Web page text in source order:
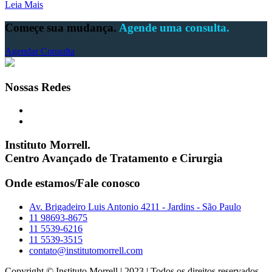
Leia Mais
Começe sua mudança. Agende uma consulta.
Agendar Consulta
Nossas Redes
Instituto Morrell.
Centro Avançado de Tratamento e Cirurgia
Onde estamos/Fale conosco
Av. Brigadeiro Luis Antonio 4211 - Jardins - São Paulo
11 98693-8675
11 5539-6216
11 5539-3515
contato@institutomorrell.com